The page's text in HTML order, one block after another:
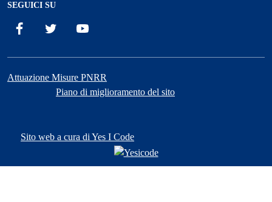
SEGUICI SU
Facebook
Attuazione Misure PNRR
Piano di miglioramento del sito
Sito web a cura di Yes I Code